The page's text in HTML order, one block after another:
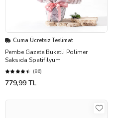
Cuma Ücretsiz Teslimat
Pembe Gazete Buketli Polimer
Saksıda Spatifilyum
(86)
779,99 TL